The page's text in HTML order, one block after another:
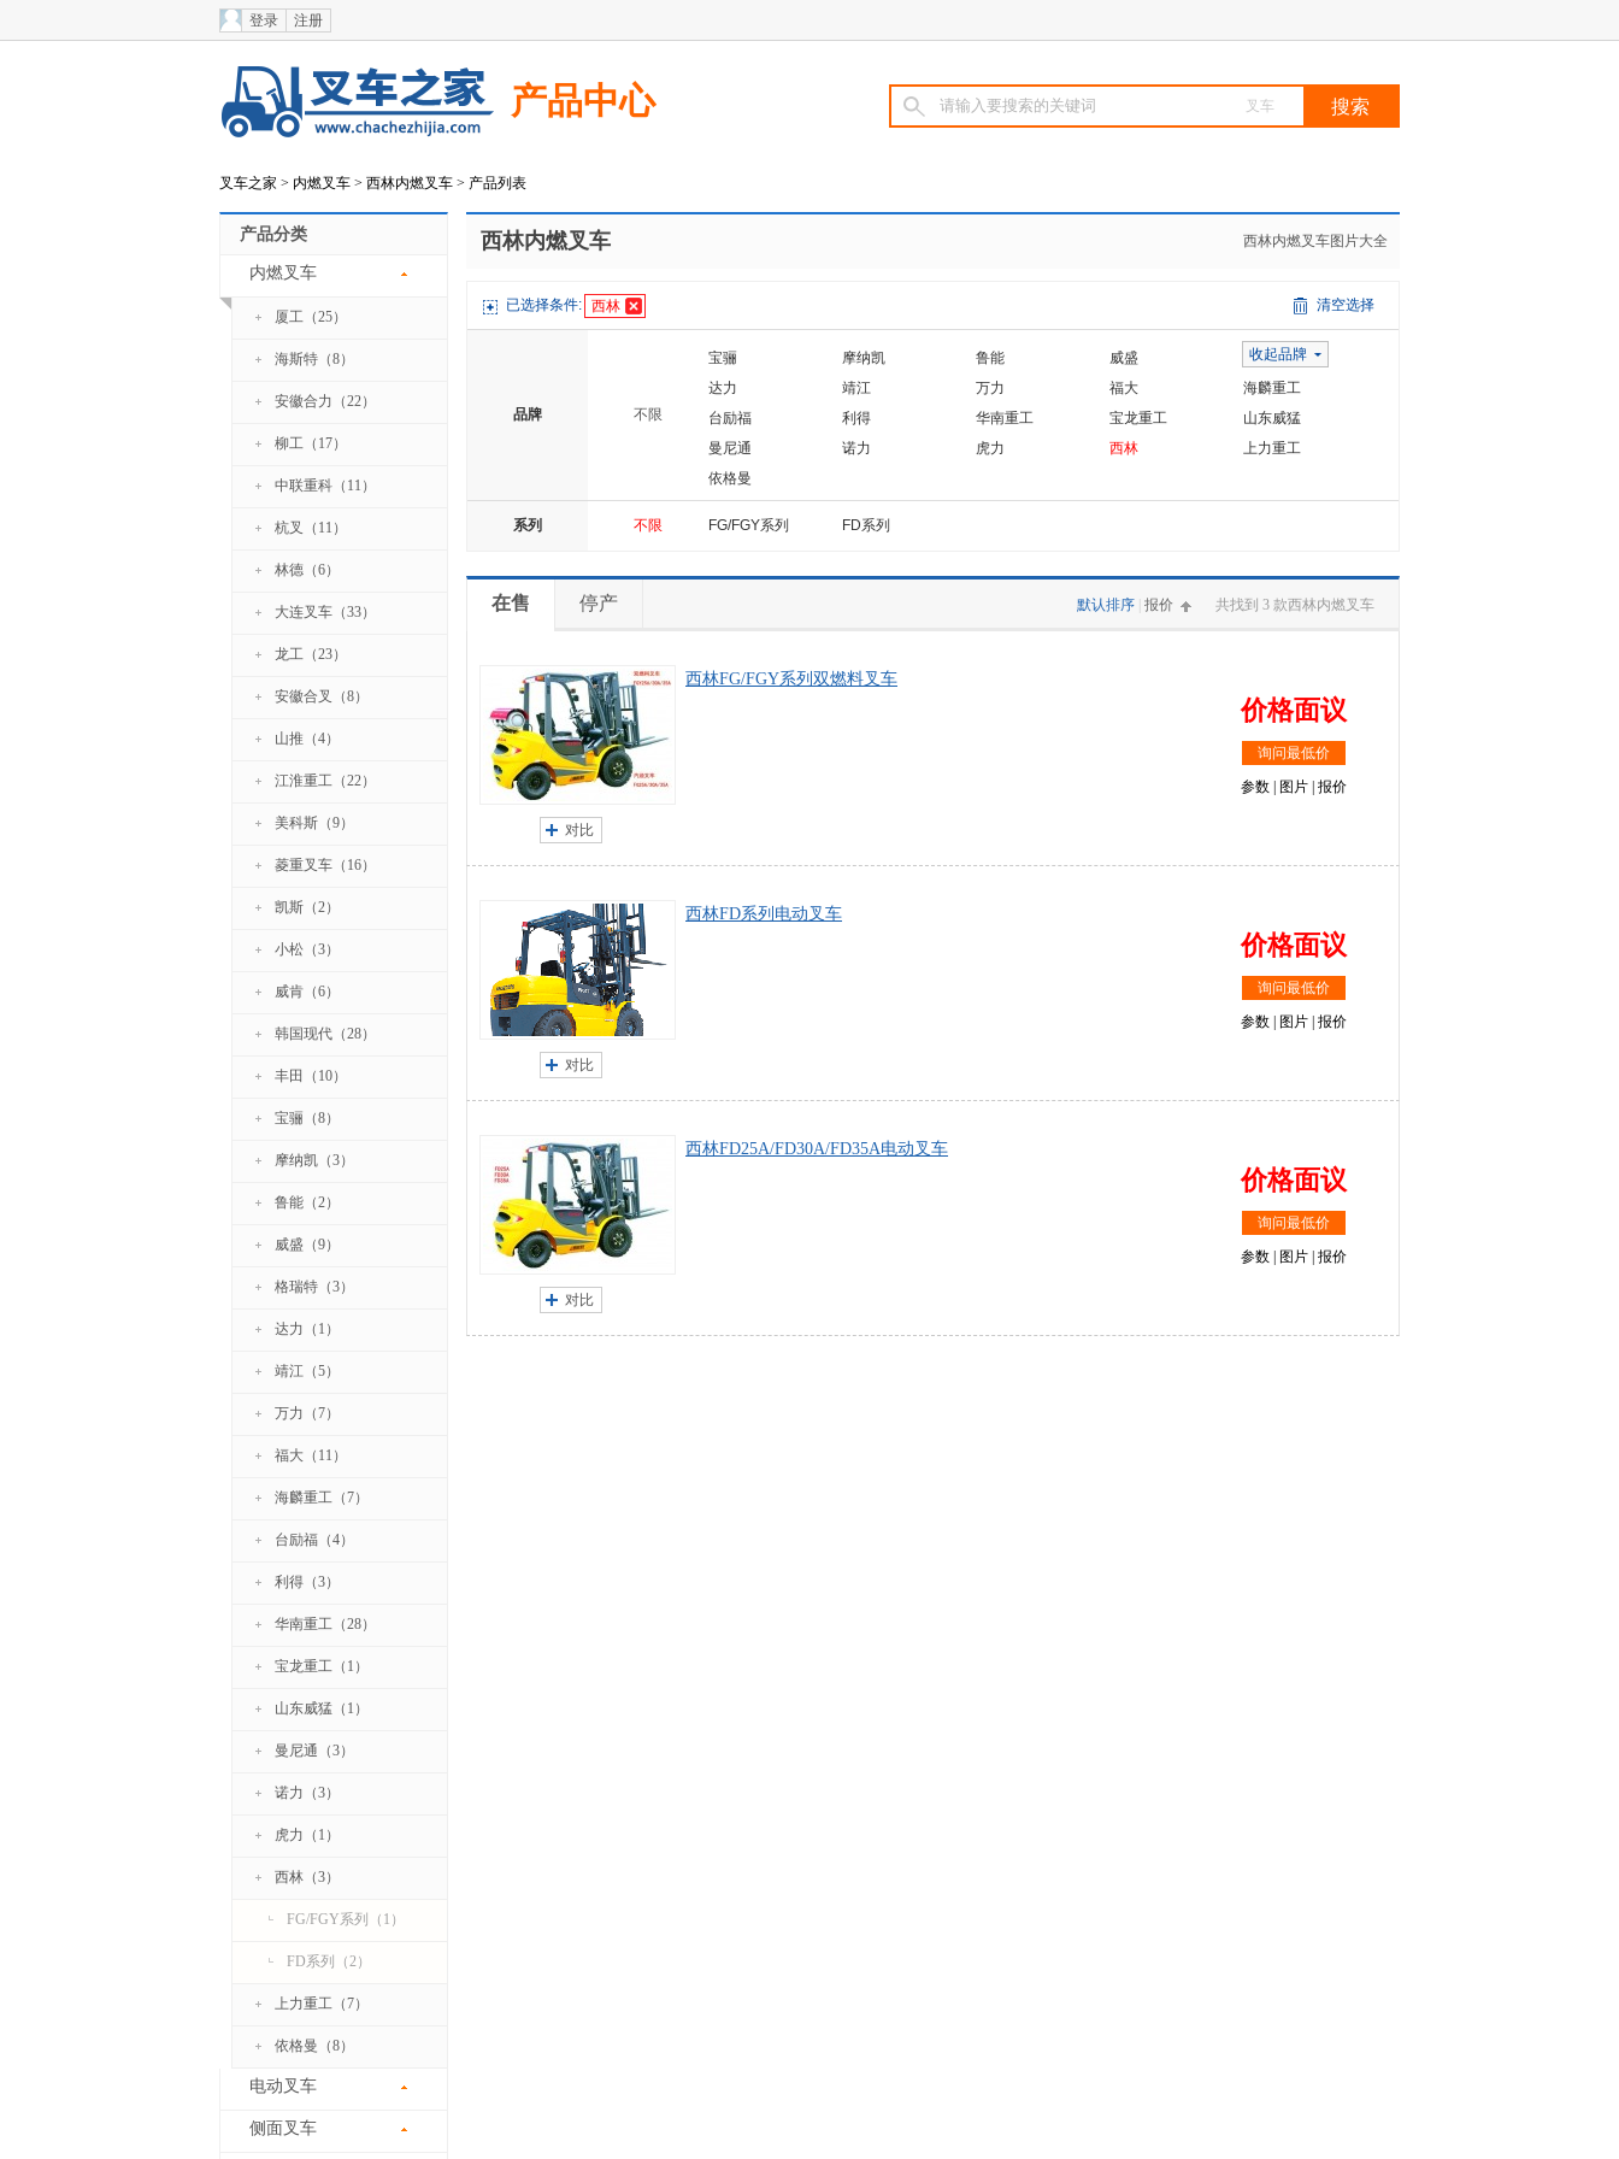
登录 注册
产品中心 叉车
叉车之家 > 内燃叉车 > 西林内燃叉车 > 产品列表
产品分类
内燃叉车
厦工（25）
海斯特（8）
安徽合力（22）
柳工（17）
中联重科（11）
杭叉（11）
林德（6）
大连叉车（33）
龙工（23）
安徽合叉（8）
山推（4）
江淮重工（22）
美科斯（9）
菱重叉车（16）
凯斯（2）
小松（3）
威肯（6）
韩国现代（28）
丰田（10）
宝骊（8）
摩纳凯（3）
鲁能（2）
威盛（9）
格瑞特（3）
达力（1）
靖江（5）
万力（7）
福大（11）
海麟重工（7）
台励福（4）
利得（3）
华南重工（28）
宝龙重工（1）
山东威猛（1）
曼尼通（3）
诺力（3）
虎力（1）
西林（3）
FG/FGY系列（1）
FD系列（2）
上力重工（7）
依格曼（8）
电动叉车
侧面叉车
西林内燃叉车 西林内燃叉车图片大全
已选择条件: 西林 清空选择
品牌 不限
菱重叉车
凯斯
小松 威肯 韩国现代
丰田
宝骊
摩纳凯 鲁能 威盛
格瑞特
达力
靖江 万力 福大
海麟重工
台励福
利得 华南重工 宝龙重工
山东威猛
曼尼通
诺力 虎力 西林
上力重工
依格曼
收起品牌
系列 不限 FG/FGY系列 FD系列
在售 停产 默认排序 报价 共找到 3 款西林内燃叉车
对比
西林FG/FGY系列双燃料叉车
价格面议
询问最低价
参数
图片 报价
对比
西林FD系列电动叉车
价格面议
询问最低价
参数
图片 报价
对比
西林FD25A/FD30A/FD35A电动叉车
价格面议
询问最低价
参数
图片 报价